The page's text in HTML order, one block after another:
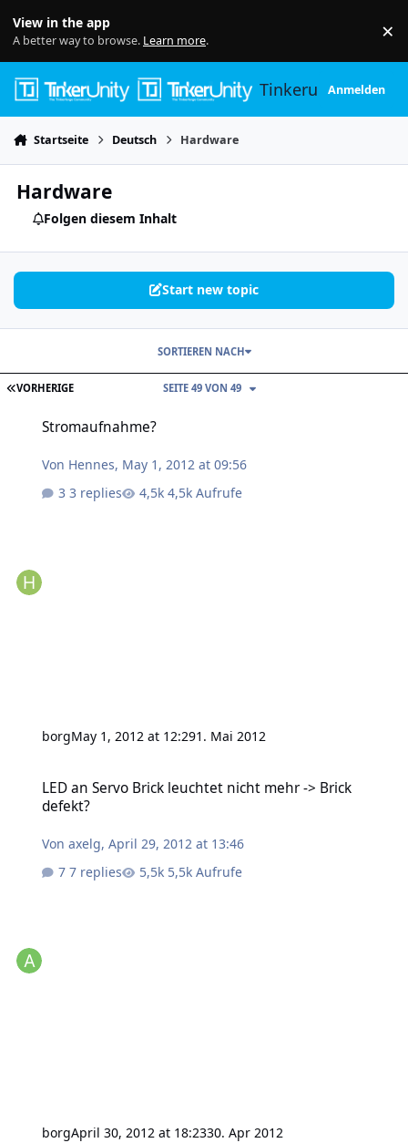
View in the app
A better way to browse. Learn more. ×
TinkerunityAnmelden
Startseite Deutsch Hardware
Hardware
Folgen diesem Inhalt
Start new topic
ERSTE SEITE
VORHERIGE SEITE 49 VON 49
SORTIEREN NACH
Stromaufnahme?
Von Hennes, May 1, 2012 at 09:56
3 replies
4,5k Aufrufe
borgMay 1, 2012 at 12:291. Mai 2012
LED an Servo Brick leuchtet nicht mehr -> Brick
defekt?
Vonaxelg,April 29, 2012 at 13:46
7 replies
5,5k Aufrufe
borgApril 30, 2012 at 18:2330. Apr 2012